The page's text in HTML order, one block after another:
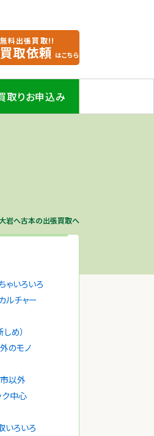
無料出張買取!!
買取依頼 はこちら
取りお申込み
大岩へ古本の出張買取へ
ゃいろいろ
ルチャー
め）
のモノ
以外
ク中心
いろいろ